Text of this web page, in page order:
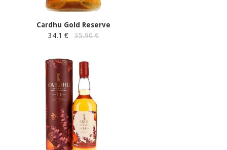
Cardhu Gold Reserve
34.1 €
35.90 €